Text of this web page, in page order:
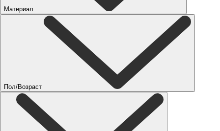
Материал
Пол/Возраст